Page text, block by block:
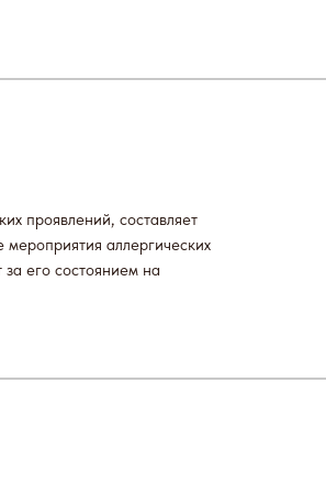
проявлений, составляет
аллергических
его состоянием на